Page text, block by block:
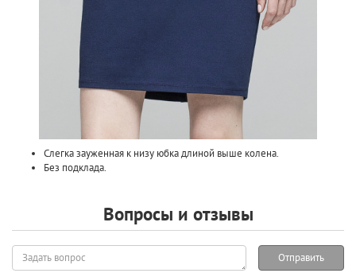
Слегка зауженная к низу юбка длиной выше колена.
Без подклада.
Вопросы и отзывы
Задать
вопрос
Отправить